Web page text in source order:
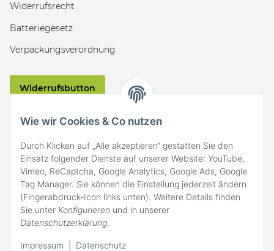
Wie wir Cookies & Co nutzen
Durch Klicken auf „Alle akzeptieren“ gestatten Sie den
Einsatz folgender Dienste auf unserer Website: YouTube,
Vimeo, ReCaptcha, Google Analytics, Google Ads, Google
Tag Manager. Sie können die Einstellung jederzeit ändern
(Fingerabdruck-Icon links unten). Weitere Details finden
Sie unter Konfigurieren und in unserer
Datenschutzerklärung.
Impressum Datenschutz
Widerrufsrecht
Batteriegesetz
Verpackungsverordnung
Widerrufsbutton
ZAHLARTEN